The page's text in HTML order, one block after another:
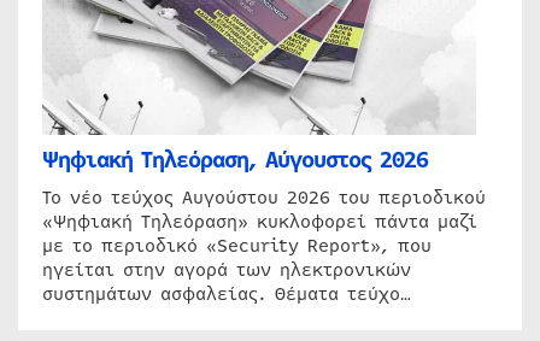
Ψηφιακή Τηλεόραση, Αύγουστος 2026
Το νέο τεύχος Αυγούστου 2026 του περιοδικού
«Ψηφιακή Τηλεόραση» κυκλοφορεί πάντα μαζί
με το περιοδικό «Security Report», που
ηγείται στην αγορά των ηλεκτρονικών
συστημάτων ασφαλείας. Θέματα τεύχο…